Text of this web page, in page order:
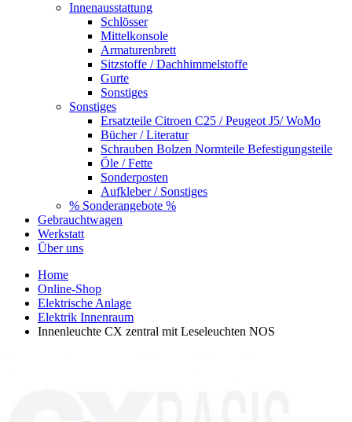
Innenausstattung
Schlösser
Mittelkonsole
Armaturenbrett
Sitzstoffe / Dachhimmelstoffe
Gurte
Sonstiges
Sonstiges
Ersatzteile Citroen C25 / Peugeot J5/ WoMo
Bücher / Literatur
Schrauben Bolzen Normteile Befestigungsteile
Öle / Fette
Sonderposten
Aufkleber / Sonstiges
% Sonderangebote %
Gebrauchtwagen
Werkstatt
Über uns
Home
Online-Shop
Elektrische Anlage
Elektrik Innenraum
Innenleuchte CX zentral mit Leseleuchten NOS